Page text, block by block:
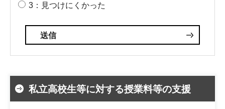
3：見つけにくかった
私立高校生等に対する授業料等の支援